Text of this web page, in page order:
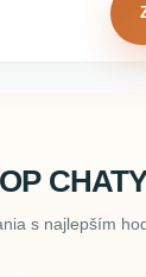
s najlepším